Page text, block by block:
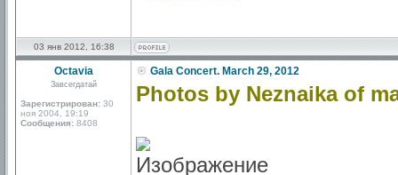
03 янв 2012, 16:38
Octavia
Завсегдатай
Зарегистрирован: 30
ноя 2004, 19:19
Сообщения: 8408
Gala Concert. March 29, 2012
Photos by Neznaika of